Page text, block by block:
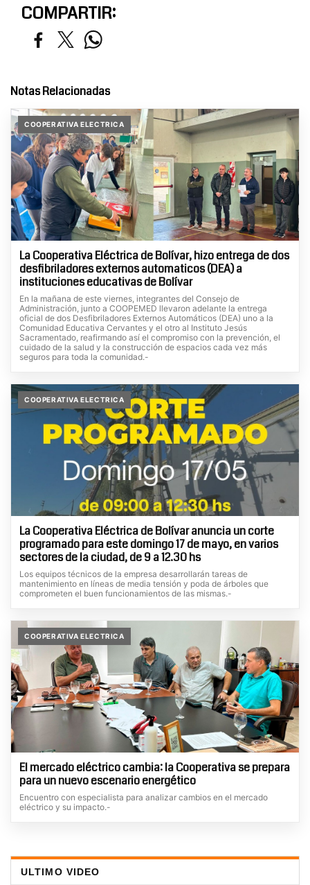
COMPARTIR:
Notas Relacionadas
COOPERATIVA ELECTRICA
La Cooperativa Eléctrica de Bolívar, hizo entrega de dos
desfibriladores externos automaticos (DEA) a
instituciones educativas de Bolívar
En la mañana de este viernes, integrantes del Consejo de
Administración, junto a COOPEMED llevaron adelante la entrega
oficial de dos Desfibriladores Externos Automáticos (DEA) uno a la
Comunidad Educativa Cervantes y el otro al Instituto Jesús
Sacramentado, reafirmando así el compromiso con la prevención, el
cuidado de la salud y la construcción de espacios cada vez más
seguros para toda la comunidad.-
COOPERATIVA ELECTRICA
La Cooperativa Eléctrica de Bolívar anuncia un corte
programado para este domingo 17 de mayo, en varios
sectores de la ciudad, de 9 a 12.30 hs
Los equipos técnicos de la empresa desarrollarán tareas de
mantenimiento en líneas de media tensión y poda de árboles que
comprometen el buen funcionamientos de las mismas.-
COOPERATIVA ELECTRICA
El mercado eléctrico cambia: la Cooperativa se prepara
para un nuevo escenario energético
Encuentro con especialista para analizar cambios en el mercado
eléctrico y su impacto.-
ULTIMO VIDEO